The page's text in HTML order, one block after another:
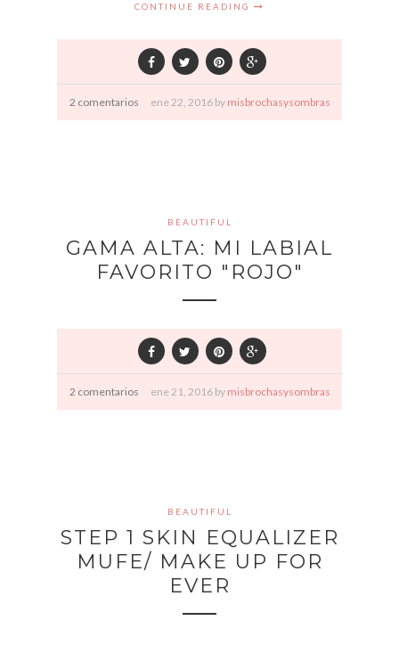
CONTINUE READING
2 comentarios ene22, 2016 by misbrochasysombras
BEAUTIFUL
GAMA ALTA: MI LABIAL
FAVORITO "ROJO"
2 comentarios ene21, 2016 by misbrochasysombras
BEAUTIFUL
STEP 1 SKIN EQUALIZER
MUFE/ MAKE UP FOR
EVER